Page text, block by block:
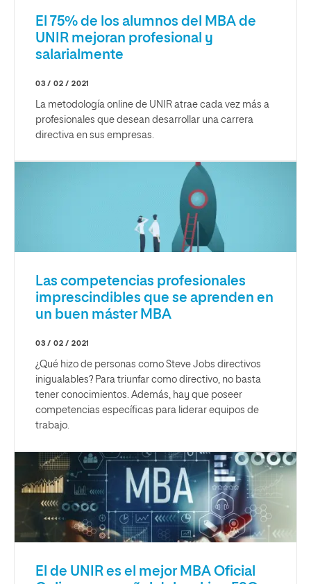
El 75% de los alumnos del MBA de
UNIR mejoran profesional y
salarialmente
03 / 02 / 2021
La metodología online de UNIR atrae cada vez más a
profesionales que desean desarrollar una carrera
directiva en sus empresas.
Las competencias profesionales
imprescindibles que se aprenden en
un buen máster MBA
03 / 02 / 2021
¿Qué hizo de personas como Steve Jobs directivos
inigualables? Para triunfar como directivo, no basta
tener conocimientos. Además, hay que poseer
competencias específicas para liderar equipos de
trabajo.
El de UNIR es el mejor MBA Oficial